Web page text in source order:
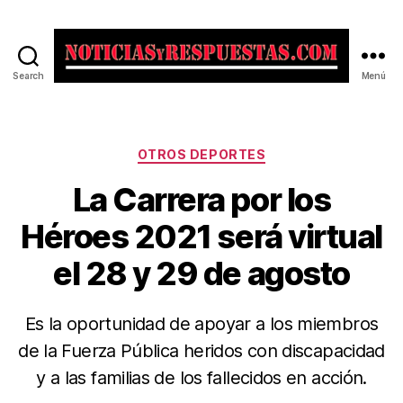
Search Menú
Categorías
OTROS DEPORTES
La Carrera por los
Héroes 2021 será virtual
el 28 y 29 de agosto
Es la oportunidad de apoyar a los miembros
de la Fuerza Pública heridos con discapacidad
y a las familias de los fallecidos en acción.